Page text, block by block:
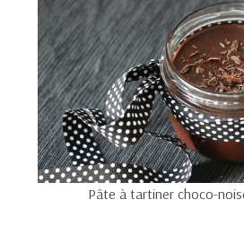
Pâte à tartiner choco-